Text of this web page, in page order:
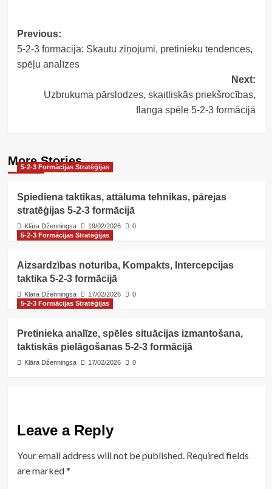
Post
navigation
Previous:
5-2-3 formācija: Skautu ziņojumi, pretinieku tendences,
spēļu analīzes
Next:
Uzbrukuma pārslodzes, skaitliskās priekšrocības,
flanga spēle 5-2-3 formācijā
More Stories
5-2-3 Formācijas Stratēģijas
Spiediena taktikas, attāluma tehnikas, pārejas
stratēģijas 5-2-3 formācijā
Klāra Dženningsa 19/02/2026
0
5-2-3 Formācijas Stratēģijas
Aizsardzības noturība, Kompakts, Intercepcijas
taktika 5-2-3 formācijā
Klāra Dženningsa 17/02/2026
0
5-2-3 Formācijas Stratēģijas
Pretinieka analīze, spēles situācijas izmantošana,
taktiskās pielāgošanas 5-2-3 formācijā
Klāra Dženningsa 17/02/2026 0
Leave a Reply
Your email address will not be published. Required fields
are marked*